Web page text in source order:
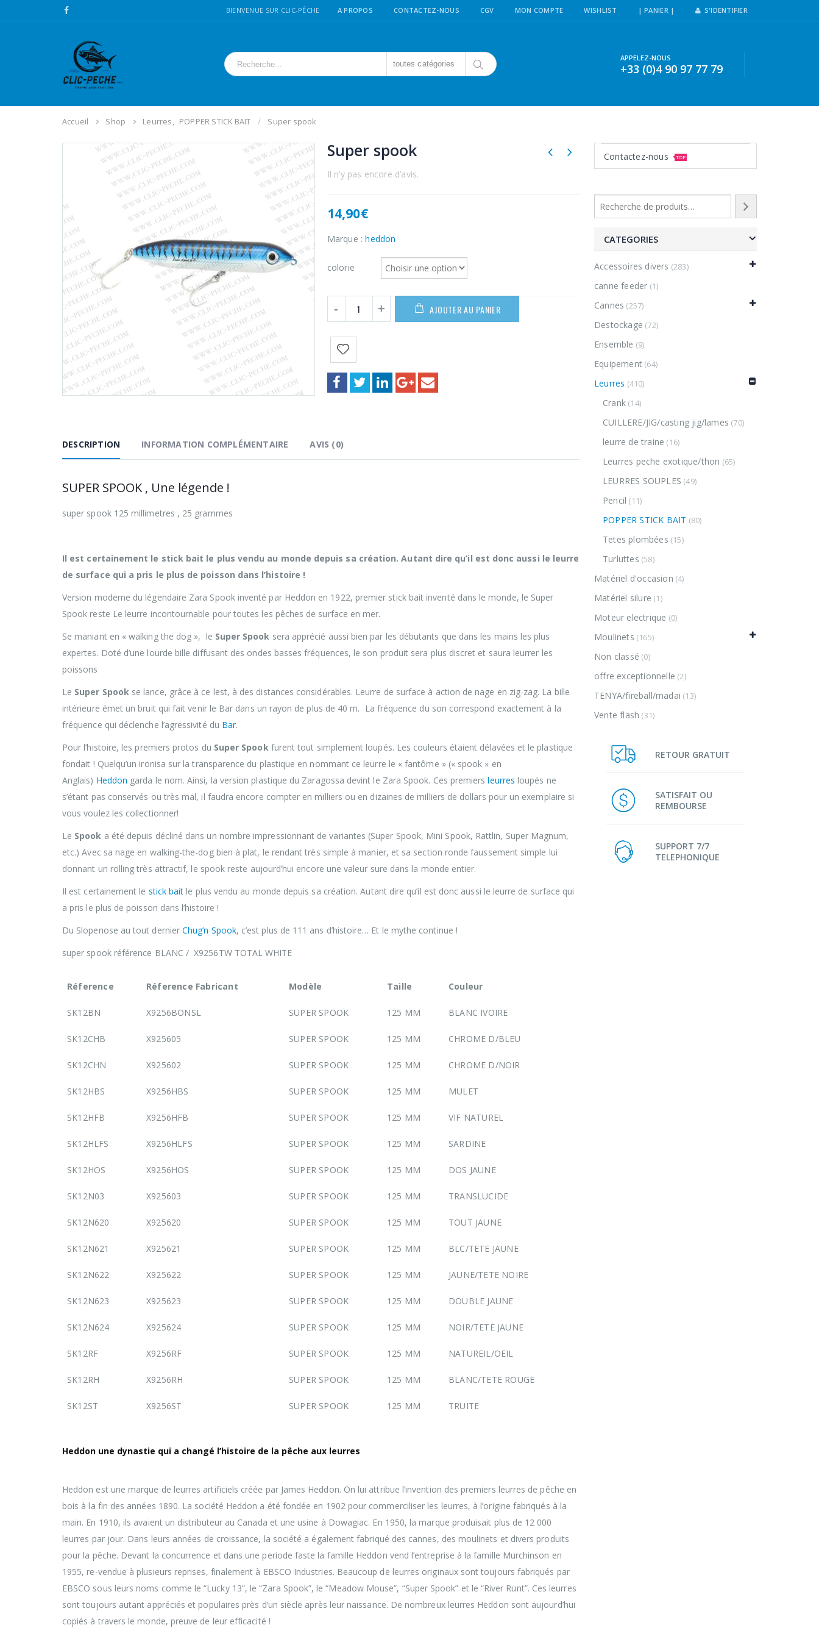
BIENVENUE SUR CLIC-PÊCHE A PROPOS CONTACTEZ-NOUS CGV MON COMPTE WISHLIST | PANIER | S'IDENTIFIER
toutes catégories
APPELEZ-NOUS
+33 (0)4 90 97 77 79
Accueil Shop Leurres, POPPER STICK BAIT Super spook
Super spook
Il n’y pas encore d’avis.
14,90€
Marque :heddon
colorie
AJOUTER AU PANIER
DESCRIPTION INFORMATION COMPLÉMENTAIRE AVIS (0)
SUPER SPOOK , Une légende !
super spook 125 millimetres , 25 grammes
Il est certainement le stick bait le plus vendu au monde depuis sa création. Autant dire qu’il est donc aussi le leurre
de surface qui a pris le plus de poisson dans l’histoire !
Version moderne du légendaire Zara Spook inventé par Heddon en 1922, premier stick bait inventé dans le monde, le Super
Spook reste Le leurre incontournable pour toutes les pêches de surface en mer.
Se maniant en « walking the dog », le Super Spook sera apprécié aussi bien par les débutants que dans les mains les plus
expertes. Doté d’une lourde bille diffusant des ondes basses fréquences, le son produit sera plus discret et saura leurrer les
poissons
Le Super Spook se lance, grâce à ce lest, à des distances considérables. Leurre de surface à action de nage en zig-zag. La bille
intérieure émet un bruit qui fait venir le Bar dans un rayon de plus de 40 m. La fréquence du son correspond exactement à la
fréquence qui déclenche l’agressivité du Bar.
Pour l’histoire, les premiers protos du Super Spook furent tout simplement loupés. Les couleurs étaient délavées et le plastique
fondait ! Quelqu’un ironisa sur la transparence du plastique en nommant ce leurre le « fantôme » (« spook » en
Anglais) Heddon garda le nom. Ainsi, la version plastique du Zaragossa devint le Zara Spook. Ces premiersleurres loupés ne
s’étant pas conservés ou très mal, il faudra encore compter en milliers ou en dizaines de milliers de dollars pour un exemplaire si
vous voulez les collectionner!
Le Spook a été depuis décliné dans un nombre impressionnant de variantes (Super Spook, Mini Spook, Rattlin, Super Magnum,
etc.) Avec sa nage en walking-the-dog bien à plat, le rendant très simple à manier, et sa section ronde faussement simple lui
donnant un rolling très attractif, le spook reste aujourd’hui encore une valeur sure dans la monde entier.
Il est certainement le stick bait le plus vendu au monde depuis sa création. Autant dire qu’il est donc aussi le leurre de surface qui
a pris le plus de poisson dans l’histoire !
Du Slopenose au tout dernierChug’n Spook, c’est plus de 111 ans d’histoire… Et le mythe continue !
super spook référence BLANC / X9256TW TOTAL WHITE
Réference Réference Fabricant Modèle Taille Couleur
SK12BN X9256BONSL SUPER SPOOK 125 MM BLANC IVOIRE
SK12CHB X925605 SUPER SPOOK 125 MM CHROME D/BLEU
SK12CHN X925602 SUPER SPOOK 125 MM CHROME D/NOIR
SK12HBS X9256HBS SUPER SPOOK 125 MM MULET
SK12HFB X9256HFB SUPER SPOOK 125 MM VIF NATUREL
SK12HLFS X9256HLFS SUPER SPOOK 125 MM SARDINE
SK12HOS X9256HOS SUPER SPOOK 125 MM DOS JAUNE
SK12N03 X925603 SUPER SPOOK 125 MM TRANSLUCIDE
SK12N620 X925620 SUPER SPOOK 125 MM TOUT JAUNE
SK12N621 X925621 SUPER SPOOK 125 MM BLC/TETE JAUNE
SK12N622 X925622 SUPER SPOOK 125 MM JAUNE/TETE NOIRE
SK12N623 X925623 SUPER SPOOK 125 MM DOUBLE JAUNE
SK12N624 X925624 SUPER SPOOK 125 MM NOIR/TETE JAUNE
SK12RF X9256RF SUPER SPOOK 125 MM NATUREIL/OEIL
SK12RH X9256RH SUPER SPOOK 125 MM BLANC/TETE ROUGE
SK12ST X9256ST SUPER SPOOK 125 MM TRUITE
Heddon une dynastie qui a changé l’histoire de la pêche aux leurres
Heddon est une marque de leurres artificiels créée par James Heddon. On lui attribue l’invention des premiers leurres de pêche en
bois à la fin des années 1890. La société Heddon a été fondée en 1902 pour commerciliser les leurres, à l’origine fabriqués à la
main. En 1910, ils avaient un distributeur au Canada et une usine à Dowagiac. En 1950, la marque produisait plus de 12 000
leurres par jour. Dans leurs années de croissance, la société a également fabriqué des cannes, des moulinets et divers produits
pour la pêche. Devant la concurrence et dans une periode faste la famille Heddon vend l’entreprise à la famille Murchinson en
1955, re-vendue à plusieurs reprises, finalement à EBSCO Industries. Beaucoup de leurres originaux sont toujours fabriqués par
EBSCO sous leurs noms comme le “Lucky 13”, le “Zara Spook”, le “Meadow Mouse”, “Super Spook” et le “River Runt”. Ces leurres
sont toujours autant appréciés et populaires près d’un siècle après leur naissance. De nombreux leurres Heddon sont aujourd’hui
copiés à travers le monde, preuve de leur efficacité !
Contactez-nous TOP
CATEGORIES
Accessoires divers (283)
canne feeder (1)
Cannes (257)
Destockage (72)
Ensemble (9)
Equipement (64)
Leurres (410)
Crank (14)
CUILLERE/JIG/casting jig/lames (70)
leurre de traine (16)
Leurres peche exotique/thon (65)
LEURRES SOUPLES (49)
Pencil (11)
POPPER STICK BAIT (80)
Tetes plombées (15)
Turluttes (58)
Matériel d'occasion (4)
Matériel silure (1)
Moteur electrique (0)
Moulinets (165)
Non classé (0)
offre exceptionnelle (2)
TENYA/fireball/madai (13)
Vente flash (31)
RETOUR GRATUIT
SATISFAIT OU
REMBOURSE
SUPPORT 7/7
TELEPHONIQUE